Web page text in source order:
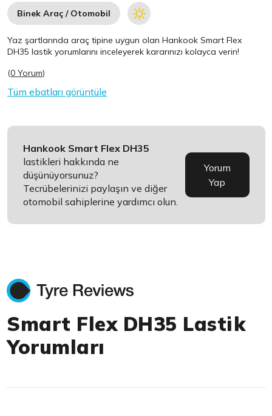
Binek Araç / Otomobil
Yaz şartlarında araç tipine uygun olanHankook Smart Flex
DH35 lastik yorumlarını inceleyerek kararınızı kolayca verin!
(0 Yorum)
Tüm ebatları görüntüle
Hankook Smart Flex DH35
lastikleri hakkında ne
düşünüyorsunuz?
Tecrübelerinizi paylaşın ve diğer
otomobil sahiplerine yardımcı olun.
Yorum
Yap
Smart Flex DH35 Lastik
Yorumları